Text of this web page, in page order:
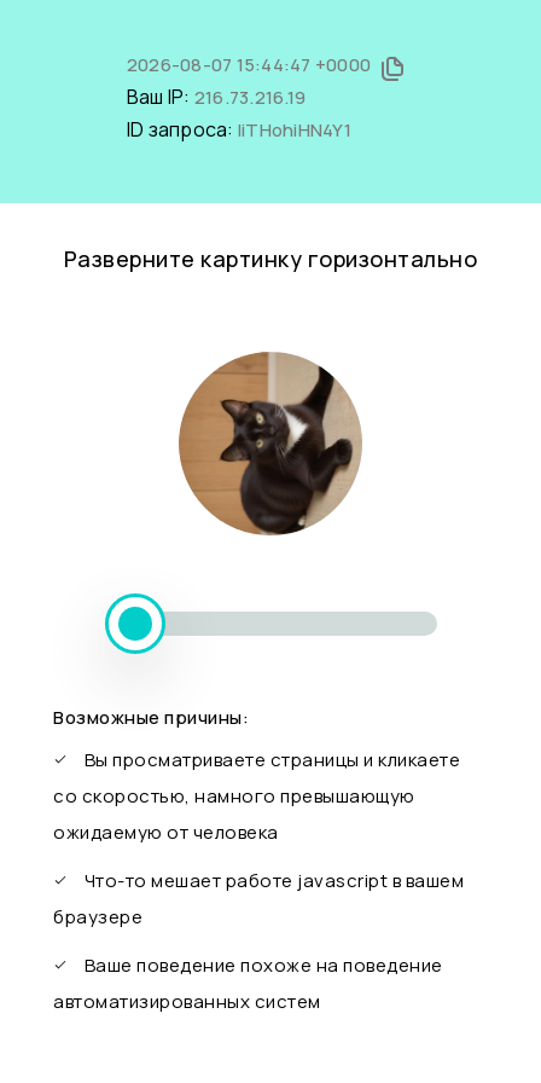
2026-08-07 15:44:47 +0000
Ваш IP: 216.73.216.19
ID запроса: liTHohiHN4Y1
Разверните картинку горизонтально
Возможные причины:
Вы просматриваете страницы и кликаете
со скоростью, намного превышающую
ожидаемую от человека
Что-то мешает работе javascript в вашем
браузере
Ваше поведение похоже на поведение
автоматизированных систем